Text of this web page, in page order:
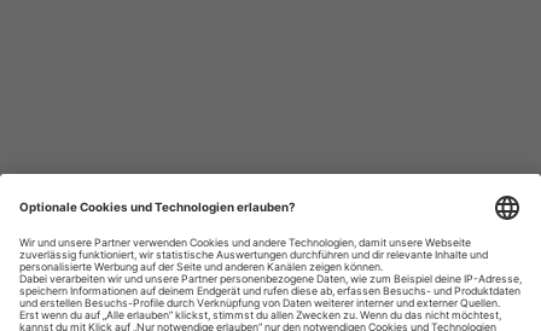
Datenschutzhinweise
Impressum